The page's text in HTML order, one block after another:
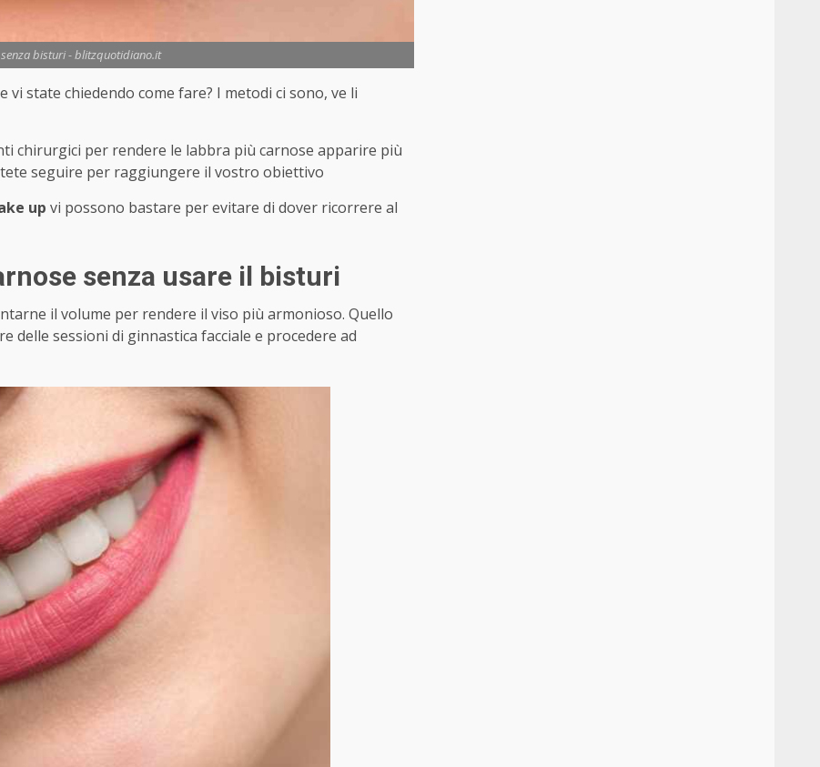
bisturi - blitzquotidiano.it
e vi state chiedendo come fare? I metodi ci sono, ve li
chirurgici per rendere le labbra più carnose apparire più
seguire per raggiungere il vostro obiettivo
up vi possono bastare per evitare di dover ricorrere al
senza usare il bisturi
il volume per rendere il viso più armonioso. Quello
delle sessioni di ginnastica facciale e procedere ad